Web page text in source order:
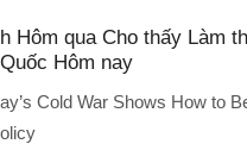
Hôm qua Cho thấy Làm
Hôm nay
Cold War Shows How to